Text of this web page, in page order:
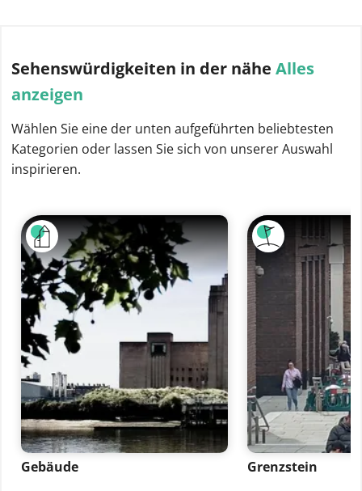
Sehenswürdigkeiten in der nähe Alles
anzeigen
Wählen Sie eine der unten aufgeführten beliebtesten
Kategorien oder lassen Sie sich von unserer Auswahl
inspirieren.
Gebäude Grenzstein